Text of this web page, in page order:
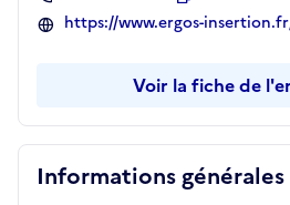
Informations générales
Copier
https://www.ergos-
Voir la fiche de